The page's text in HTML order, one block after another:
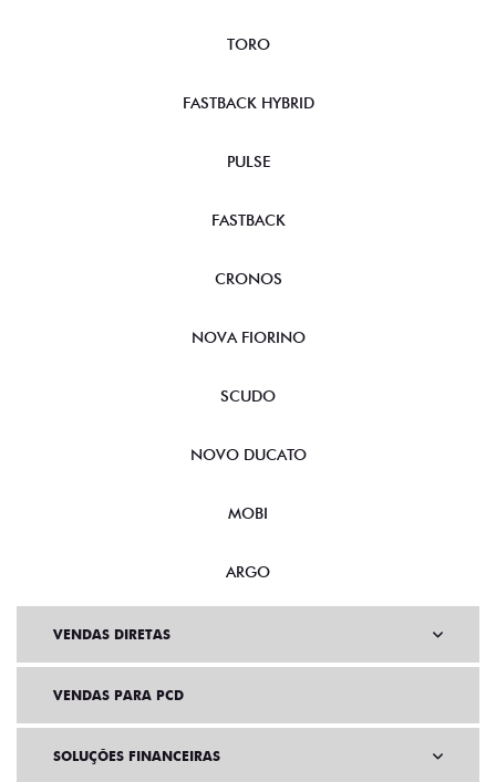
TORO
FASTBACK HYBRID
PULSE
FASTBACK
CRONOS
NOVA FIORINO
SCUDO
NOVO DUCATO
MOBI
ARGO
VENDAS DIRETAS
VENDAS PARA PCD
SOLUÇÕES FINANCEIRAS